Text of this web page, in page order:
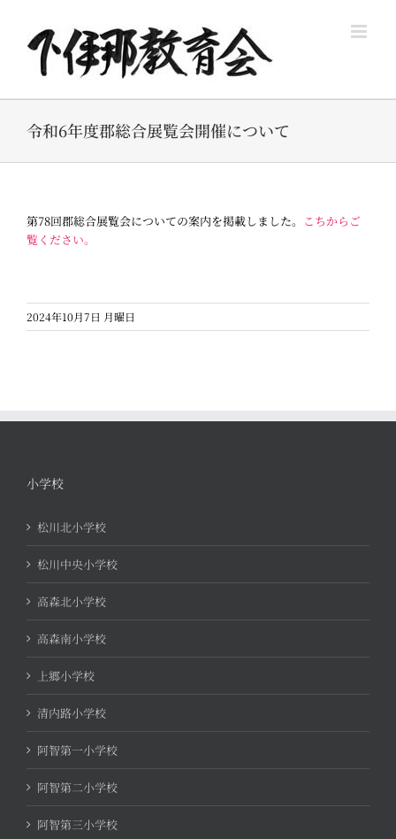
content
令和6年度郡総合展覧会開催について
第78回郡総合展覧会についての案内を掲載しました。 こちからご
覧ください。
2024年10月7日 月曜日
小学校
松川北小学校
松川中央小学校
高森北小学校
高森南小学校
上郷小学校
清内路小学校
阿智第一小学校
阿智第二小学校
阿智第三小学校